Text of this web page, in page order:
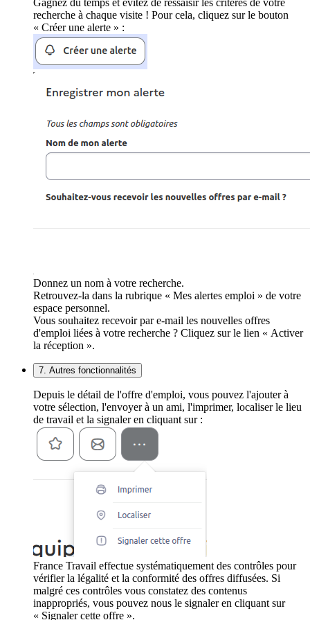
Gagnez du temps et évitez de ressaisir les critères de votre
recherche à chaque visite ! Pour cela, cliquez sur le bouton
« Créer une alerte » :
Donnez un nom à votre recherche.
Retrouvez-la dans la rubrique « Mes alertes emploi » de votre
espace personnel.
Vous souhaitez recevoir par e-mail les nouvelles offres
d'emploi liées à votre recherche ? Cliquez sur le lien « Activer
la réception ».
7. Autres fonctionnalités
Depuis le détail de l'offre d'emploi, vous pouvez l'ajouter à
votre sélection, l'envoyer à un ami, l'imprimer, localiser le lieu
de travail et la signaler en cliquant sur :
France Travail effectue systématiquement des contrôles pour
vérifier la légalité et la conformité des offres diffusées. Si
malgré ces contrôles vous constatez des contenus
inappropriés, vous pouvez nous le signaler en cliquant sur
« Signaler cette offre ».